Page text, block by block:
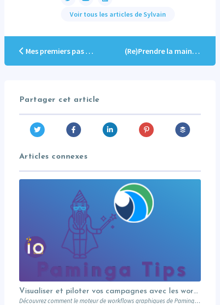
Voir tous les articles de Sylvain
Mes premiers pas sur Marketo grâce à la Quick Start (Re)Prendre la main sur Marketo
Partager cet article
Articles connexes
Visualiser et piloter vos campagnes avec les workflows graphiques Paminga.
Découvrez comment le moteur de workflows graphiques de Paminga vous permet de visualiser toute la logique de vos campagnes en un seul coup d’œil — branches conditionnelles, AB tests, waits et intégration Salesforce.